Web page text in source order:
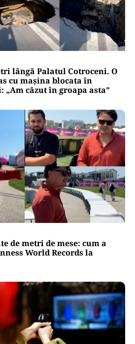
și AUR. PNL vrea premier
România în faza finală de
lângă Palatul Cotroceni. O
cu mașina blocata în
căzut în groapa asta”